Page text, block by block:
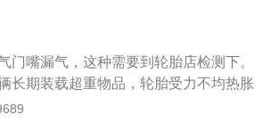
轮胎的气门嘴密封不好：气门嘴密封
时，建议及时去修理店修理。6、轮毂
法兰，防止漏气。这种情况也很容易用
建议更换。如果不严重，可以选择修
阀芯以解决问题。通常松开防尘盖并在
3、轮胎的侧面损坏了。很容易看到轮
现开裂和膨胀。只要发现这种情况，我
事故。如上所述，如果轮胎侧面损坏，
充满空气时，外缘将与轮毂法兰紧密
嘴漏气，这种需要到轮胎店检测下。
长期装载超重物品，轮胎受力不均热胀
胀冷缩导致胎压不足。以下是相关介